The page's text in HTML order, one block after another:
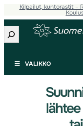
Kilpailut, kuntorastit –
Etsi
VALIKKO